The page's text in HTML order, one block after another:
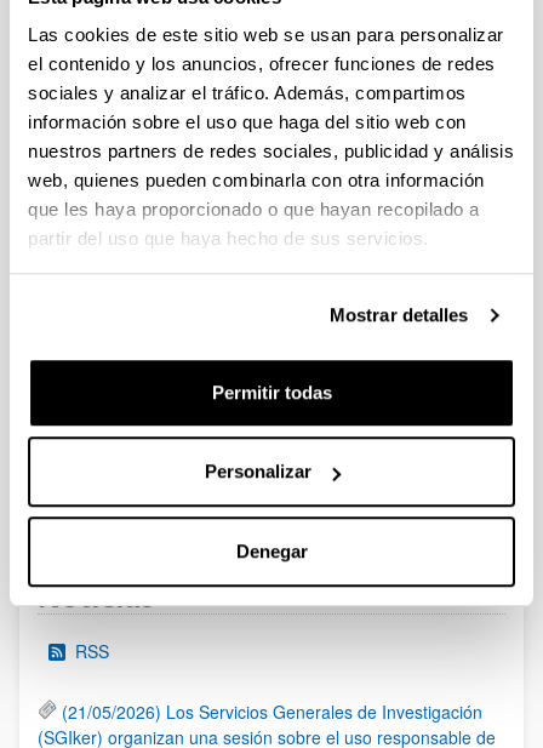
Las cookies de este sitio web se usan para personalizar
el contenido y los anuncios, ofrecer funciones de redes
sociales y analizar el tráfico. Además, compartimos
información sobre el uso que haga del sitio web con
nuestros partners de redes sociales, publicidad y análisis
web, quienes pueden combinarla con otra información
que les haya proporcionado o que hayan recopilado a
partir del uso que haya hecho de sus servicios.
Mostrar detalles
Permitir todas
Personalizar
Denegar
Se ha publicado la convocatoria
Convocatoria del Programa Posdoctoral de
Perfeccionamiento de Personal Investigador Doctor 2023-
2024
Sin trámite abierto (Plazo de presentación de solicitudes:
06/07/2023 - 24/07/2023 23:59)
Convocatoria de ayudas predoctorales: Programa FPU 2024
25/01/2024)
El plazo para la presentación de solicitudes finaliza el
25/01/2024 a las 14:00
Página
1 ...Páginas intermedias Use TAB para desplazarse.
Página
23 Página
24 Página
25 ...Páginas intermedias
Página
95
Noticias
RSS
(21/05/2026) Los Servicios Generales de Investigación
(SGIker) organizan una sesión sobre el uso responsable de